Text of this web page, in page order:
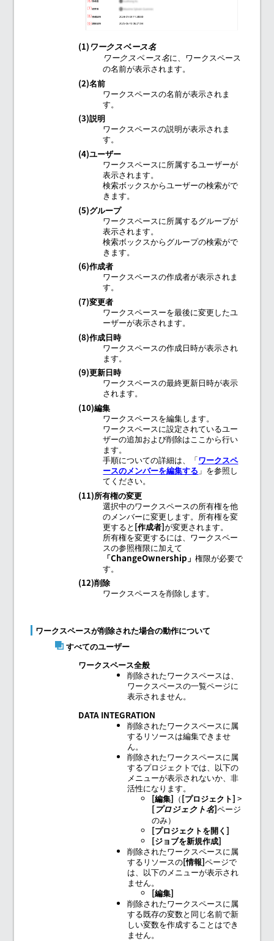
(1) ワークスペース名
ワークスペース名に、ワークスペース
の名前が表示されます。
(2)名前
ワークスペースの名前が表示されま
す。
(3)説明
ワークスペースの説明が表示されま
す。
(4)ユーザー
ワークスペースに所属するユーザーが
表示されます。
検索ボックスからユーザーの検索がで
きます。
(5)グループ
ワークスペースに所属するグループが
表示されます。
検索ボックスからグループの検索がで
きます。
(6)作成者
ワークスペースの作成者が表示されま
す。
(7)変更者
ワークスペースーを最後に変更したユ
ーザーが表示されます。
(8)作成日時
ワークスペースの作成日時が表示され
ます。
(9)更新日時
ワークスペースの最終更新日時が表示
されます。
(10)編集
ワークスペースを編集します。
ワークスペースに設定されているユー
ザーの追加および削除はここから行い
ます。
手順についての詳細は、「ワークスペ
ースのメンバーを編集する 」を参照し
てください。
(11)所有権の変更
選択中のワークスペースの所有権を他
のメンバーに変更します。所有権を変
更すると 作成者 が変更されます。
所有権を変更するには、ワークスペー
スの参照権限に加えて
ChangeOwnership
権限が必要で
す。
(12)削除
ワークスペースを削除します。
ワークスペースが削除された場合の動作について
すべてのユーザー
ワークスペース全般
削除されたワークスペースは、
ワークスペースの一覧ページに
表示されません。
DATA INTEGRATION
削除されたワークスペースに属
するリソースは編集できませ
ん。
削除されたワークスペースに属
するプロジェクトでは、以下の
メニューが表示されないか、非
活性になります。
編集
（ プロジェクト >
プロジェクト名 ページ
のみ）
プロジェクトを開く
ジョブを新規作成
削除されたワークスペースに属
するリソースの 情報 ページで
は、以下のメニューが表示され
ません。
編集
削除されたワークスペースに属
する既存の変数と同じ名前で新
しい変数を作成することはでき
ません。